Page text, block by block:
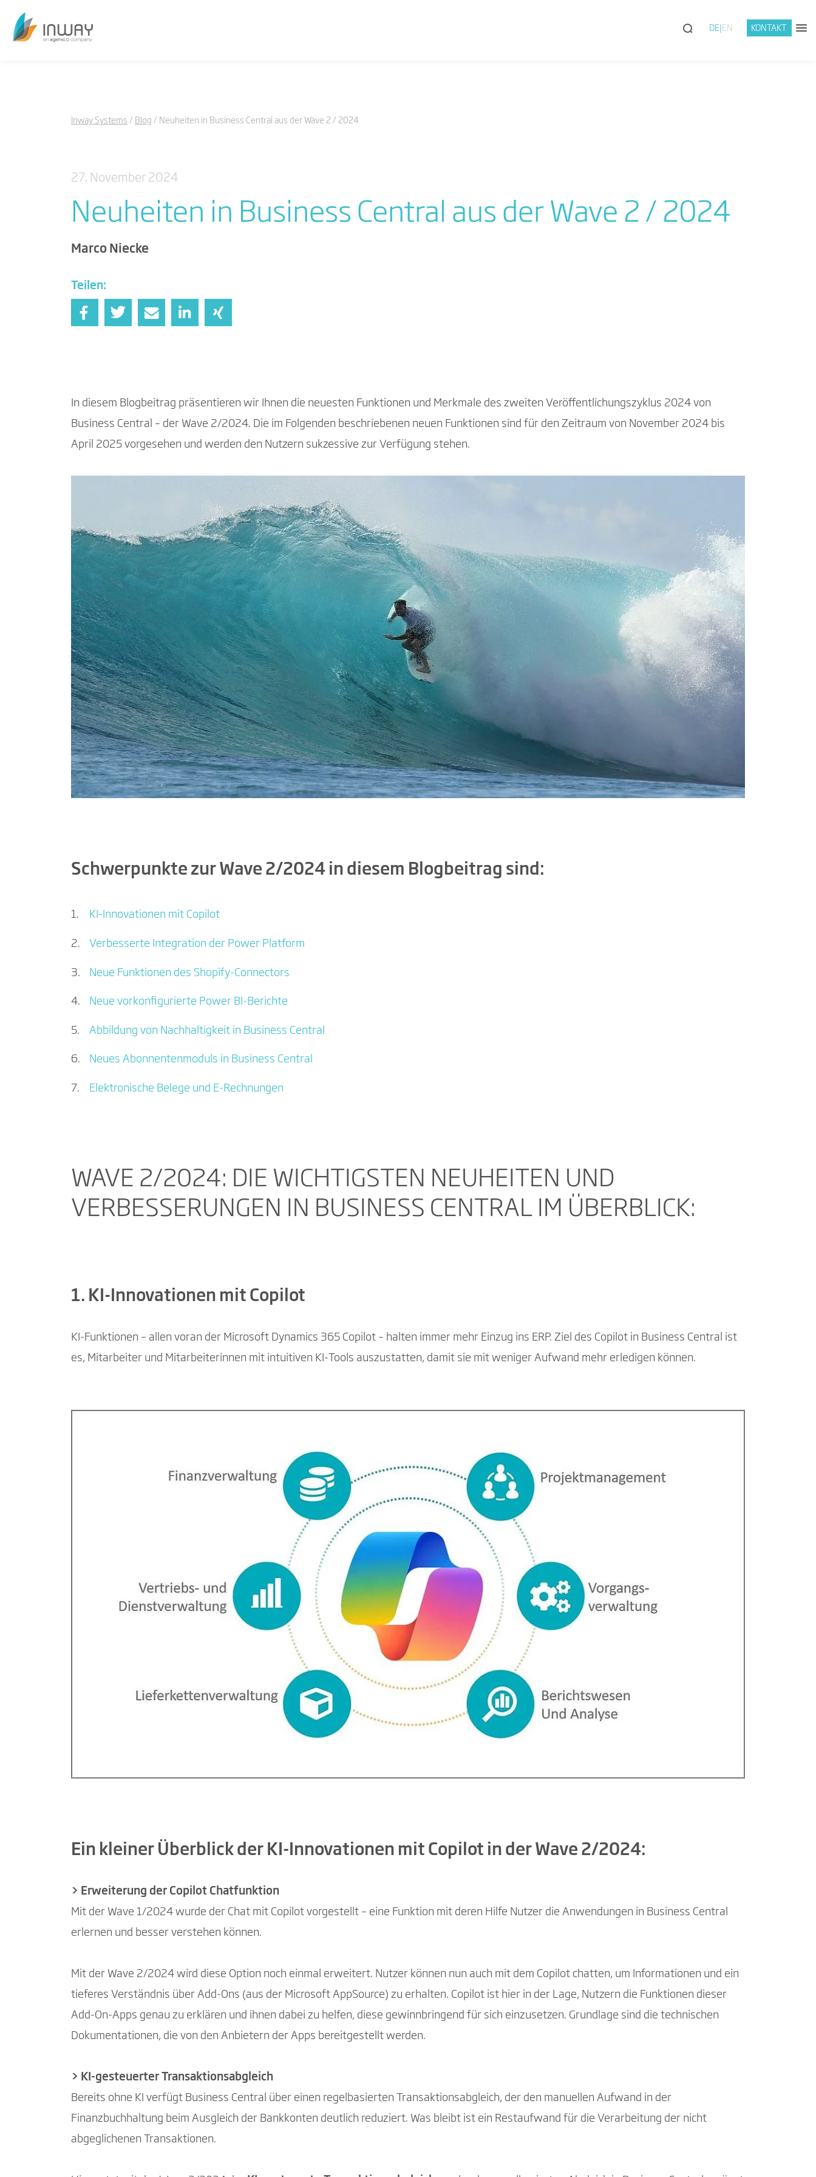
DE EN KONTAKT
Inway Systems Blog Neuheiten in Business Central aus der Wave 2 / 2024
27. November 2024
Neuheiten in Business Central aus der Wave 2 / 2024
Marco Niecke
Teilen:
In diesem Blogbeitrag präsentieren wir Ihnen die neuesten Funktionen und Merkmale des zweiten Veröffentlichungszyklus 2024 von
Business Central – der Wave 2/2024. Die im Folgenden beschriebenen neuen Funktionen sind für den Zeitraum von November 2024 bis
April 2025 vorgesehen und werden den Nutzern sukzessive zur Verfügung stehen.
Schwerpunkte zur Wave 2/2024 in diesem Blogbeitrag sind:
KI-Innovationen mit Copilot
Verbesserte Integration der Power Platform
Neue Funktionen des Shopify-Connectors
Neue vorkonfigurierte Power BI-Berichte
Abbildung von Nachhaltigkeit in Business Central
Neues Abonnentenmoduls in Business Central
Elektronische Belege und E-Rechnungen
WAVE 2/2024: DIE WICHTIGSTEN NEUHEITEN UND
VERBESSERUNGEN IN BUSINESS CENTRAL IM ÜBERBLICK:
1. KI-Innovationen mit Copilot
KI-Funktionen – allen voran der Microsoft Dynamics 365 Copilot – halten immer mehr Einzug ins ERP. Ziel des Copilot in Business Central ist
es, Mitarbeiter und Mitarbeiterinnen mit intuitiven KI-Tools auszustatten, damit sie mit weniger Aufwand mehr erledigen können.
Ein kleiner Überblick der KI-Innovationen mit Copilot in der Wave 2/2024:
> Erweiterung der Copilot Chatfunktion
Mit der Wave 1/2024 wurde der Chat mit Copilot vorgestellt – eine Funktion mit deren Hilfe Nutzer die Anwendungen in Business Central
erlernen und besser verstehen können.
Mit der Wave 2/2024 wird diese Option noch einmal erweitert. Nutzer können nun auch mit dem Copilot chatten, um Informationen und ein
tieferes Verständnis über Add-Ons (aus der Microsoft AppSource) zu erhalten. Copilot ist hier in der Lage, Nutzern die Funktionen dieser
Add-On-Apps genau zu erklären und ihnen dabei zu helfen, diese gewinnbringend für sich einzusetzen. Grundlage sind die technischen
Dokumentationen, die von den Anbietern der Apps bereitgestellt werden.
> KI-gesteuerter Transaktionsabgleich
Bereits ohne KI verfügt Business Central über einen regelbasierten Transaktionsabgleich, der den manuellen Aufwand in der
Finanzbuchhaltung beim Ausgleich der Bankkonten deutlich reduziert. Was bleibt ist ein Restaufwand für die Verarbeitung der nicht
abgeglichenen Transaktionen.